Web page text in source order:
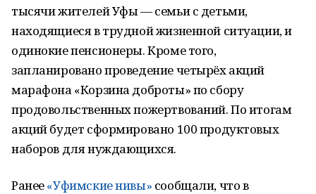
тысячи жителей Уфы — семьи с детьми,
находящиеся в трудной жизненной ситуации, и
одинокие пенсионеры. Кроме того,
запланировано проведение четырёх акций
марафона «Корзина доброты» по сбору
продовольственных пожертвований. По итогам
акций будет сформировано 100 продуктовых
наборов для нуждающихся.
Ранее«Уфимские нивы» сообщали, что в